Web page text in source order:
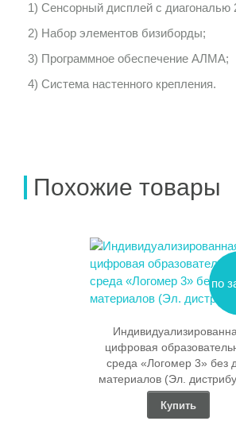
1) Сенсорный дисплей с диагональю
2) Набор элементов бизиборды;
3) Программное обеспечение АЛМА;
4) Система настенного крепления.
Похожие товары
по
цифровая
среда «Логомер 3» без
материалов (Эл.
Купить